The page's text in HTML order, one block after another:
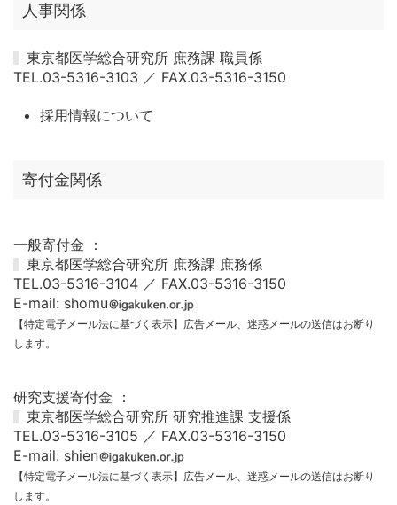
人事関係
東京都医学総合研究所 庶務課 職員係
TEL.03-5316-3103 ／ FAX.03-5316-3150
採用情報について
寄付金関係
一般寄付金 ：
東京都医学総合研究所 庶務課 庶務係
TEL.03-5316-3104 ／ FAX.03-5316-3150
E-mail: shomu
【特定電子メール法に基づく表示】広告メール、迷惑メールの送信はお断り
します。
研究支援寄付金 ：
東京都医学総合研究所 研究推進課 支援係
TEL.03-5316-3105 ／ FAX.03-5316-3150
E-mail: shien
【特定電子メール法に基づく表示】広告メール、迷惑メールの送信はお断り
します。